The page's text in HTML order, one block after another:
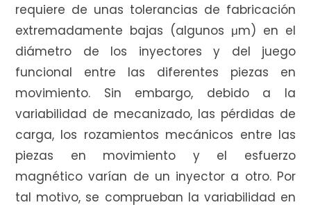
r
requiere de unas tolerancias de fabricación
extremadamente bajas (algunos μm) en el
diámetro de los inyectores y del juego
funcional entre las diferentes piezas en
movimiento. Sin embargo, debido a la
variabilidad de mecanizado, las pérdidas de
carga, los rozamientos mecánicos entre las
piezas en movimiento y el esfuerzo
magnético varían de un inyector a otro. Por
tal motivo, se comprueban la variabilidad en